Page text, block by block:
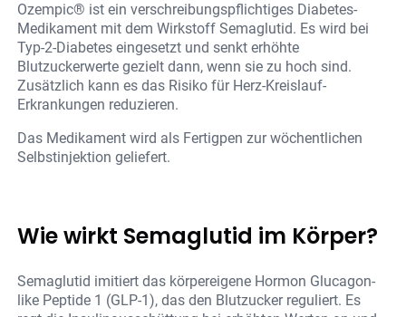
Ozempic® ist ein verschreibungspflichtiges Diabetes-
Medikament mit dem Wirkstoff Semaglutid. Es wird bei
Typ-2-Diabetes eingesetzt und senkt erhöhte
Blutzuckerwerte gezielt dann, wenn sie zu hoch sind.
Zusätzlich kann es das Risiko für Herz-Kreislauf-
Erkrankungen reduzieren.
Das Medikament wird als Fertigpen zur wöchentlichen
Selbstinjektion geliefert.
Wie wirkt Semaglutid im Körper?
Semaglutid imitiert das körpereigene Hormon Glucagon-
like Peptide 1 (GLP-1), das den Blutzucker reguliert. Es